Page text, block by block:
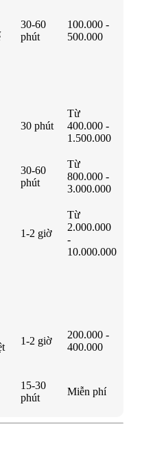
30-60
phút
100.000 -
500.000
30 phút
Từ
400.000 -
1.500.000
30-60
phút
Từ
800.000 -
3.000.000
1-2 giờ
Từ
2.000.000
-
10.000.000
1-2 giờ
200.000 -
400.000
15-30
phút
Miễn phí